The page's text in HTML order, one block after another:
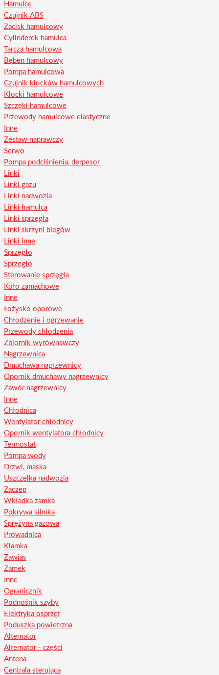
Hamulce
Czujnik ABS
Zacisk hamulcowy
Cylinderek hamulca
Tarcza hamulcowa
Bęben hamulcowy
Pompa hamulcowa
Czujnik klocków hamulcowych
Klocki hamulcowe
Szczęki hamulcowe
Przewody hamulcowe elastyczne
Inne
Zestaw naprawczy
Serwo
Pompa podciśnienia, derpesor
Linki
Linki gazu
Linki nadwozia
Linki hamulca
Linki sprzęgła
Linki skrzyni biegów
Linki inne
Sprzęgło
Sprzęgło
Sterowanie sprzęgła
Koło zamachowe
Inne
Łożysko oporowe
Chłodzenie i ogrzewanie
Przewody chłodzenia
Zbiornik wyrównawczy
Nagrzewnica
Dmuchawa nagrzewnicy
Opornik dmuchawy nagrzewnicy
Zawór nagrzewnicy
Inne
Chłodnica
Wentylator chłodnicy
Opornik wentylatora chłodnicy
Termostat
Pompa wody
Drzwi, maska
Uszczelka nadwozia
Zaczep
Wkładka zamka
Pokrywa silnika
Sprężyna gazowa
Prowadnica
Klamka
Zawias
Zamek
Inne
Ogranicznik
Podnośnik szyby
Elektryka osprzęt
Poduszka powietrzna
Alternator
Alternator - części
Antena
Centrala sterująca